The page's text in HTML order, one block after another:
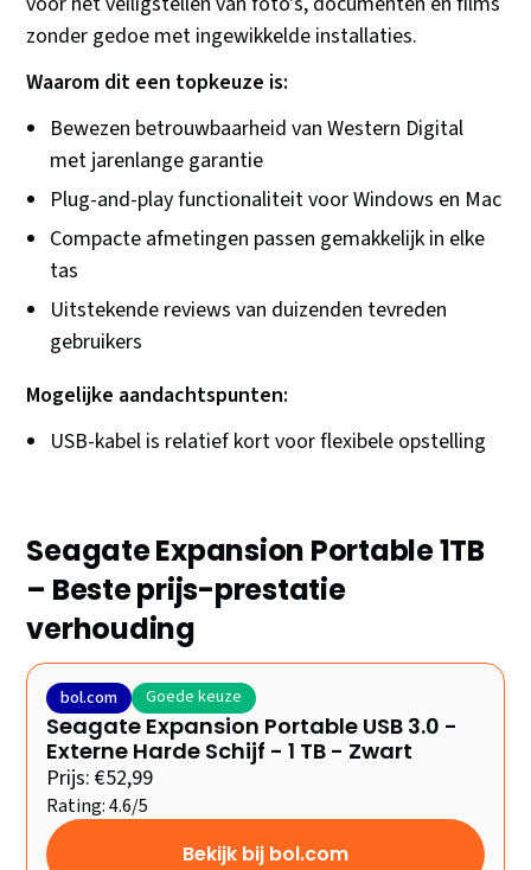
zonder gedoe met ingewikkelde installaties.
Waarom dit een topkeuze is:
Bewezen betrouwbaarheid van Western Digital
met jarenlange garantie
Plug-and-play functionaliteit voor Windows en Mac
Compacte afmetingen passen gemakkelijk in elke
tas
Uitstekende reviews van duizenden tevreden
gebruikers
Mogelijke aandachtspunten:
USB-kabel is relatief kort voor flexibele opstelling
Seagate Expansion Portable 1TB
– Beste prijs-prestatie
verhouding
bol.com Goede keuze
Seagate Expansion Portable USB 3.0 -
Externe Harde Schijf - 1 TB - Zwart
Prijs: €52,99
Rating: 4.6/5
Bekijk bij bol.com